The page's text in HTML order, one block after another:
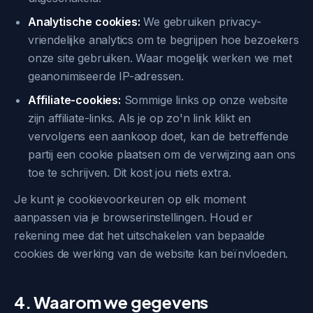
Analytische cookies: We gebruiken privacy-
vriendelijke analytics om te begrijpen hoe bezoekers
onze site gebruiken. Waar mogelijk werken we met
geanonimiseerde IP-adressen.
Affiliate-cookies: Sommige links op onze website
zijn affiliate-links. Als je op zo'n link klikt en
vervolgens een aankoop doet, kan de betreffende
partij een cookie plaatsen om de verwijzing aan ons
toe te schrijven. Dit kost jou niets extra.
Je kunt je cookievoorkeuren op elk moment
aanpassen via je browserinstellingen. Houd er
rekening mee dat het uitschakelen van bepaalde
cookies de werking van de website kan beïnvloeden.
4. Waarom we gegevens